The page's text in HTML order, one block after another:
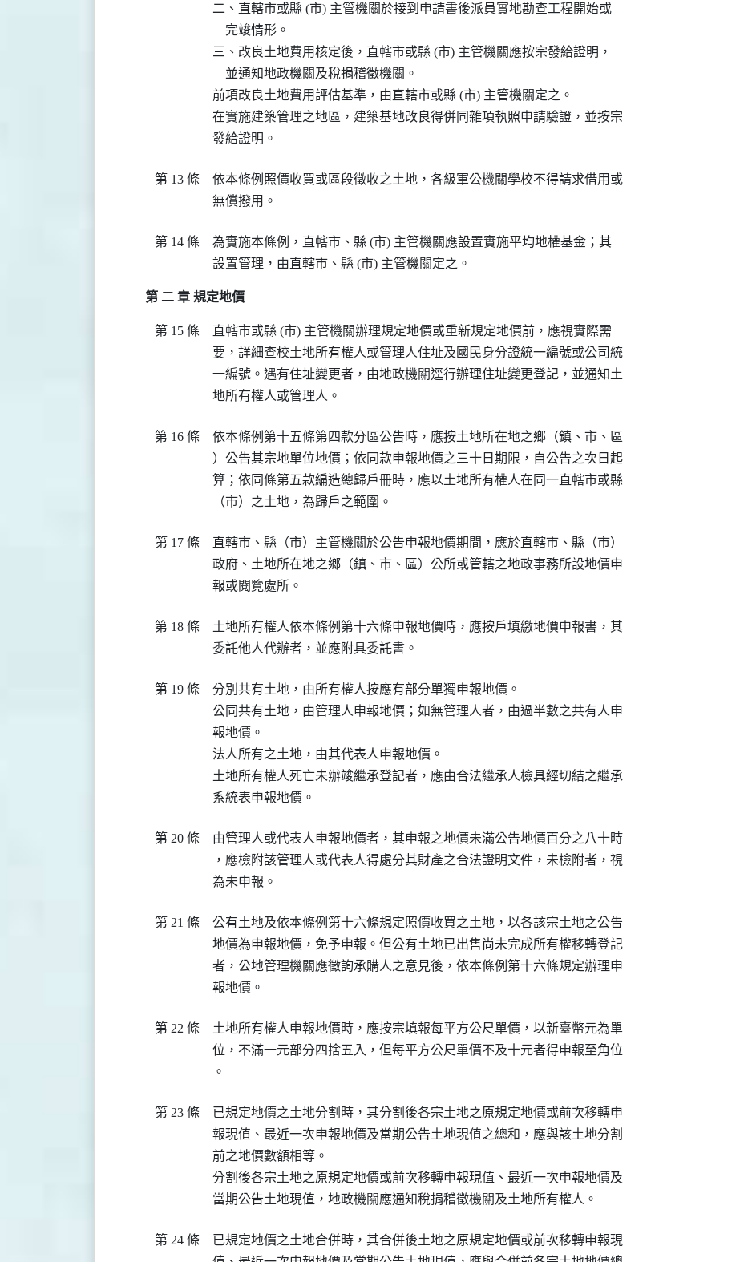
二、直轄市或縣 (市) 主管機關於接到申請書後派員實地勘查工程開始或
    完竣情形。
三、改良土地費用核定後，直轄市或縣 (市) 主管機關應按宗發給證明，
    並通知地政機關及稅捐稽徵機關。
前項改良土地費用評估基準，由直轄市或縣 (市) 主管機關定之。
在實施建築管理之地區，建築基地改良得併同雜項執照申請驗證，並按宗
發給證明。
第 13 條
依本條例照價收買或區段徵收之土地，各級軍公機關學校不得請求借用或
無償撥用。
第 14 條
為實施本條例，直轄市、縣 (市) 主管機關應設置實施平均地權基金；其
設置管理，由直轄市、縣 (市) 主管機關定之。
第 二 章 規定地價
第 15 條
直轄市或縣 (市) 主管機關辦理規定地價或重新規定地價前，應視實際需
要，詳細查校土地所有權人或管理人住址及國民身分證統一編號或公司統
一編號。遇有住址變更者，由地政機關逕行辦理住址變更登記，並通知土
地所有權人或管理人。
第 16 條
依本條例第十五條第四款分區公告時，應按土地所在地之鄉（鎮、市、區
）公告其宗地單位地價；依同款申報地價之三十日期限，自公告之次日起
算；依同條第五款編造總歸戶冊時，應以土地所有權人在同一直轄市或縣
（市）之土地，為歸戶之範圍。
第 17 條
直轄市、縣（市）主管機關於公告申報地價期間，應於直轄市、縣（市）
政府、土地所在地之鄉（鎮、市、區）公所或管轄之地政事務所設地價申
報或閱覽處所。
第 18 條
土地所有權人依本條例第十六條申報地價時，應按戶填繳地價申報書，其
委託他人代辦者，並應附具委託書。
第 19 條
分別共有土地，由所有權人按應有部分單獨申報地價。
公同共有土地，由管理人申報地價；如無管理人者，由過半數之共有人申
報地價。
法人所有之土地，由其代表人申報地價。
土地所有權人死亡未辦竣繼承登記者，應由合法繼承人檢具經切結之繼承
系統表申報地價。
第 20 條
由管理人或代表人申報地價者，其申報之地價未滿公告地價百分之八十時
，應檢附該管理人或代表人得處分其財產之合法證明文件，未檢附者，視
為未申報。
第 21 條
公有土地及依本條例第十六條規定照價收買之土地，以各該宗土地之公告
地價為申報地價，免予申報。但公有土地已出售尚未完成所有權移轉登記
者，公地管理機關應徵詢承購人之意見後，依本條例第十六條規定辦理申
報地價。
第 22 條
土地所有權人申報地價時，應按宗填報每平方公尺單價，以新臺幣元為單
位，不滿一元部分四捨五入，但每平方公尺單價不及十元者得申報至角位
。
第 23 條
已規定地價之土地分割時，其分割後各宗土地之原規定地價或前次移轉申
報現值、最近一次申報地價及當期公告土地現值之總和，應與該土地分割
前之地價數額相等。
分割後各宗土地之原規定地價或前次移轉申報現值、最近一次申報地價及
當期公告土地現值，地政機關應通知稅捐稽徵機關及土地所有權人。
第 24 條
已規定地價之土地合併時，其合併後土地之原規定地價或前次移轉申報現